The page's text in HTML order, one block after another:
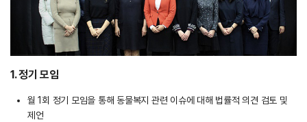
1. 정기 모임
월 1회 정기 모임을 통해 동물복지 관련 이슈에 대해 법률적 의견 검토 및
제언